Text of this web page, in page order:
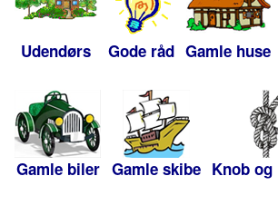
Udendørs Gode råd Gamle huse
Gamle biler Gamle skibe Knob og